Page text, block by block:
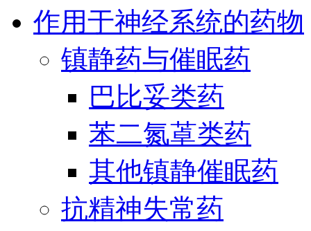
作用于神经系统的药物
镇静药与催眠药
巴比妥类药
苯二氮䓬类药
其他镇静催眠药
抗精神失常药